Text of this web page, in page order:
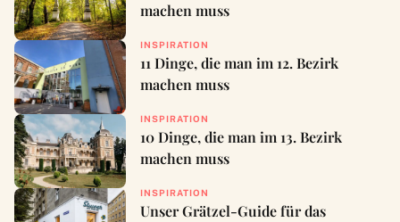
machen muss
INSPIRATION
11 Dinge, die man im 12. Bezirk
machen muss
INSPIRATION
10 Dinge, die man im 13. Bezirk
machen muss
INSPIRATION
Unser Grätzel-Guide für das